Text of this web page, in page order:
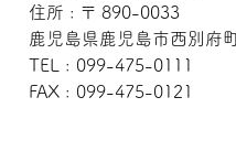
住所 : 〒 890-0033
鹿児島県鹿児島市西別府
TEL : 099-475-0111
FAX : 099-475-0121